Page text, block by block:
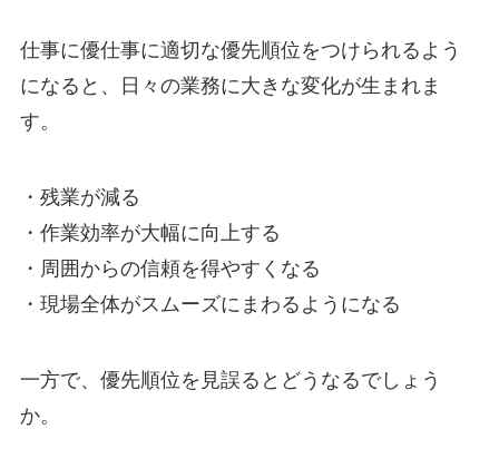
仕事に優仕事に適切な優先順位をつけられるよう
になると、日々の業務に大きな変化が生まれま
す。
・残業が減る
・作業効率が大幅に向上する
・周囲からの信頼を得やすくなる
・現場全体がスムーズにまわるようになる
一方で、優先順位を見誤るとどうなるでしょう
か。